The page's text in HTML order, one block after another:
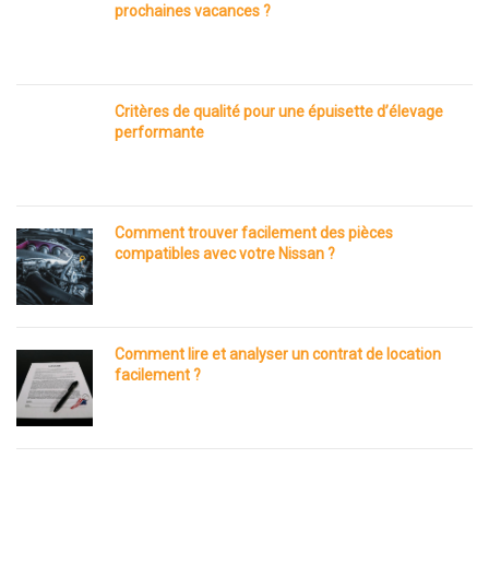
prochaines vacances ?
Critères de qualité pour une épuisette d’élevage
performante
Comment trouver facilement des pièces
compatibles avec votre Nissan ?
Comment lire et analyser un contrat de location
facilement ?